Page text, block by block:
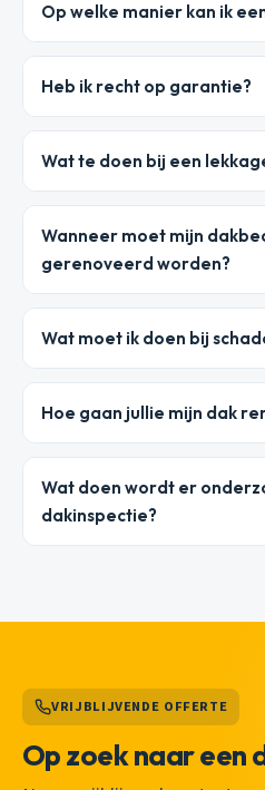
Op welke manier kan ik
Heb ik recht op garantie?
Wat te doen bij een
Wanneer moet mijn
gerenoveerd worden?
Wat moet ik doen bij
Hoe gaan jullie mijn dak
Wat doen wordt er
dakinspectie?
VRIJBLIJVENDE OFFERTE
Op zoek naar een